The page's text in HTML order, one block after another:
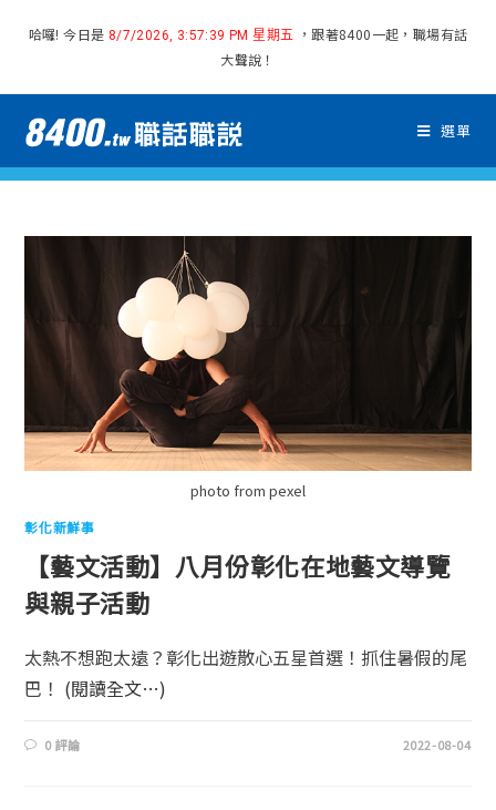
哈囉! 今日是 8/7/2026, 3:57:40 PM 星期五
，跟著8400一起，職場有話
大聲說！
選單
photo from pexel
彰化新鮮事
【藝文活動】八月份彰化在地藝文導覽
與親子活動
太熱不想跑太遠？彰化出遊散心五星首選！抓住暑假的尾
巴！ (閱讀全文…)
0 評論 2022-08-04